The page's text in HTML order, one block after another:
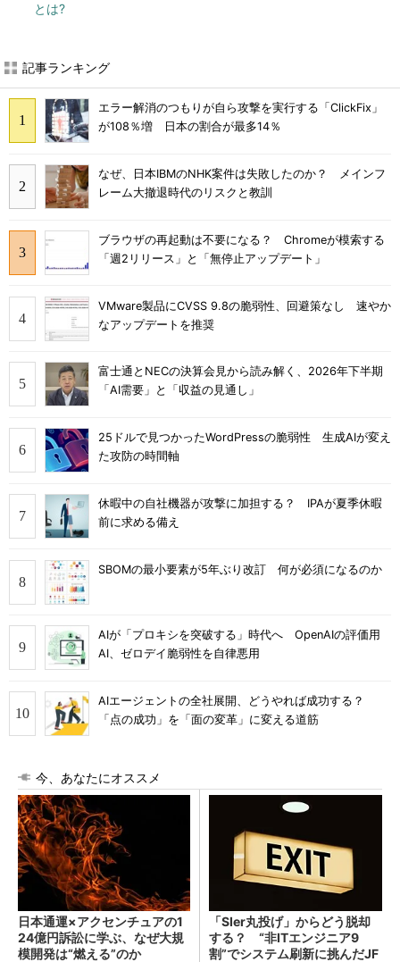
とは?
記事ランキング
エラー解消のつもりが自ら攻撃を実行する「ClickFix」
が108％増 日本の割合が最多14％
なぜ、日本IBMのNHK案件は失敗したのか？ メインフ
レーム大撤退時代のリスクと教訓
ブラウザの再起動は不要になる？ Chromeが模索する
「週2リリース」と「無停止アップデート」
VMware製品にCVSS 9.8の脆弱性、回避策なし 速やか
なアップデートを推奨
富士通とNECの決算会見から読み解く、2026年下半期
「AI需要」と「収益の見通し」
25ドルで見つかったWordPressの脆弱性 生成AIが変え
た攻防の時間軸
休暇中の自社機器が攻撃に加担する？ IPAが夏季休暇
前に求める備え
SBOMの最小要素が5年ぶり改訂 何が必須になるのか
AIが「プロキシを突破する」時代へ OpenAIの評価用
AI、ゼロデイ脆弱性を自律悪用
AIエージェントの全社展開、どうやれば成功する？
「点の成功」を「面の変革」に変える道筋
今、あなたにオススメ
日本通運×アクセンチュアの1
24億円訴訟に学ぶ、なぜ大規
模開発は“燃える”のか
「SIer丸投げ」からどう脱却
する？ “非ITエンジニア9
割”でシステム刷新に挑んだJF